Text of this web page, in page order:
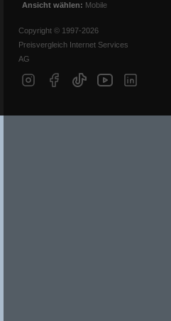
Ansicht wählen: Mobile
Copyright © 1997-2026
Preisvergleich Internet Services
AG